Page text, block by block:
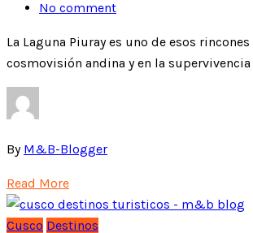
No comment
La Laguna Piuray es uno de esos
cosmovisión andina y en la
By M&B-Blogger
Read More
Cusco Destinos